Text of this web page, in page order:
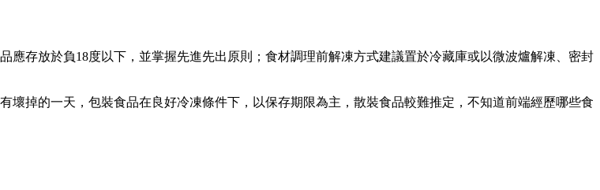
存放於負18度以下，並掌握先進先出原則；食材調理前解凍方式建議置於冷藏庫或以微波爐解凍、密封
掉的一天，包裝食品在良好冷凍條件下，以保存期限為主，散裝食品較難推定，不知道前端經歷哪些食